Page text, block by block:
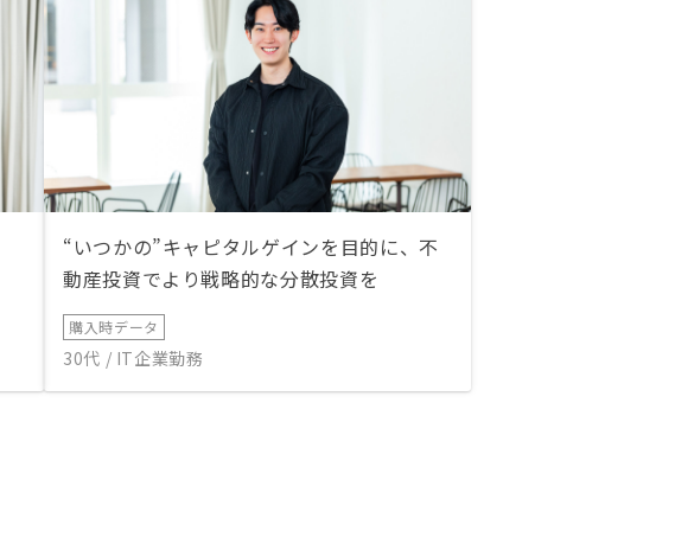
“いつかの”キャピタルゲインを目的に、不
動産投資でより戦略的な分散投資を
購入時データ
30代 / IT企業勤務